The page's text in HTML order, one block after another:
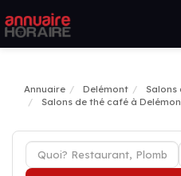
Annuaire Delémont
Salons
Salons de thé café à